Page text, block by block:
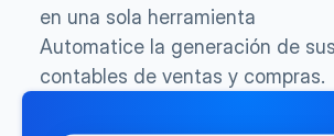
en una sola herramienta
Automatice la generación de
contables de ventas y compras.